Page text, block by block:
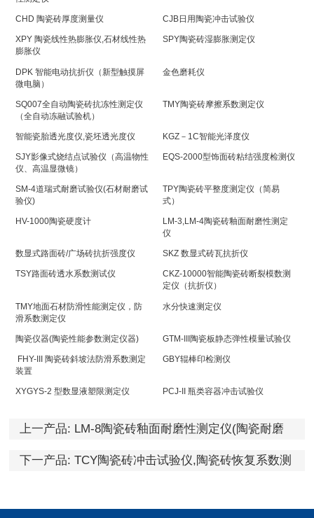
CHD 陶瓷砖厚度测量仪 CJB日用陶瓷冲击试验仪
XPY 陶瓷线性热膨胀仪,石材线性热
膨胀仪
SPY陶瓷砖湿膨胀测定仪
DPK 智能电动抗折仪（新型触摸屏
微电脑）
金色磨耗仪
SQ007全自动陶瓷砖抗冻性测定仪
（全自动冻融试验机）
TMY陶瓷砖摩擦系数测定仪
智能瓷胎透光度仪,瓷坯透光度仪 KGZ－1C智能光泽度仪
SJY影像式烧结点试验仪（高温物性
仪、高温显微镜）
EQS-2000型饰面砖粘结强度检测仪
SM-4道瑞式耐磨试验仪(石材耐磨试
验仪)
TPY陶瓷砖平整度测定仪（简易
式）
HV-1000陶瓷硬度计
LM-3,LM-4陶瓷砖釉面耐磨性测定
仪
数显式路面砖/广场砖抗折强度仪 SKZ 数显式砖瓦抗折仪
TSY路面砖透水系数测试仪
CKZ-10000智能陶瓷砖断裂模数测
定仪（抗折仪）
TMY地面石材防滑性能测定仪，防
滑系数测定仪
水分快速测定仪
陶瓷仪器(陶瓷性能参数测定仪器) GTM-III陶瓷板静态弹性模量试验仪
FHY-III 陶瓷砖斜坡法防滑系数测定
装置
GBY辊棒印检测仪
XYGYS-2 型数显液塑限测定仪 PCJ-II 瓶类容器冲击试验仪
上一产品: LM-8陶瓷砖釉面耐磨性测定仪(陶瓷耐磨
下一产品: TCY陶瓷砖冲击试验仪,陶瓷砖恢复系数测